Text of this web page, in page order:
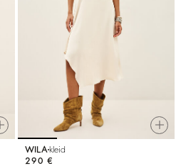
WILA kleid
290 €